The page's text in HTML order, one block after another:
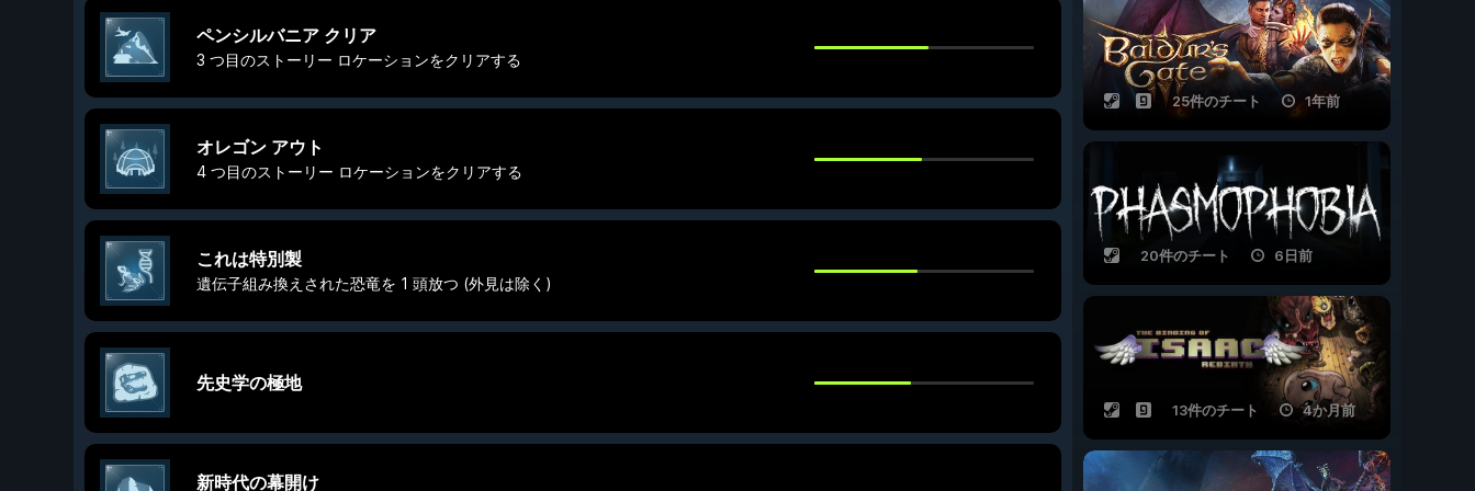
ペンシルバニア クリア
3 つ目のストーリー ロケーションをクリアする
オレゴン アウト
4 つ目のストーリー ロケーションをクリアする
これは特別製
遺伝子組み換えされた恐竜を 1 頭放つ (外見は除く)
先史学の極地
新時代の幕開け
25件のチート 1年前
20件のチート 6日前
13件のチート 4か月前